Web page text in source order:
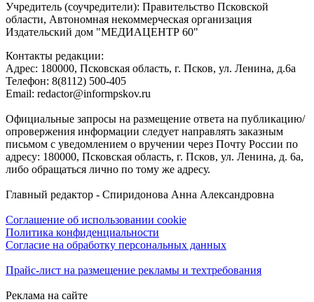
Учредитель (соучредители): Правительство Псковской
области, Автономная некоммерческая организация
Издательский дом "МЕДИАЦЕНТР 60"
Контакты редакции:
Адреc: 180000, Псковская область, г. Псков, ул. Ленина, д.6а
Телефон: 8(8112) 500-405
Email: redactor@informpskov.ru
Официальные запросы на размещение ответа на публикацию/
опровержения информации следует направлять заказным
письмом с уведомлением о вручении через Почту России по
адресу: 180000, Псковская область, г. Псков, ул. Ленина, д. 6а,
либо обращаться лично по тому же адресу.
Главный редактор - Спиридонова Анна Александровна
Соглашение об использовании cookie
Политика конфиденциальности
Согласие на обработку персональных данных
Прайс-лист на размещение рекламы и техтребования
Реклама на сайте